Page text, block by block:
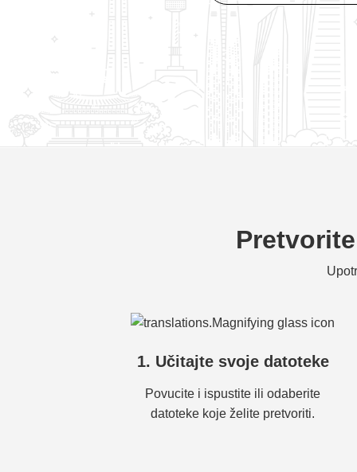
1. Učitajte svoje datoteke
Povucite i ispustite ili odaberite
datoteke koje želite pretvoriti.